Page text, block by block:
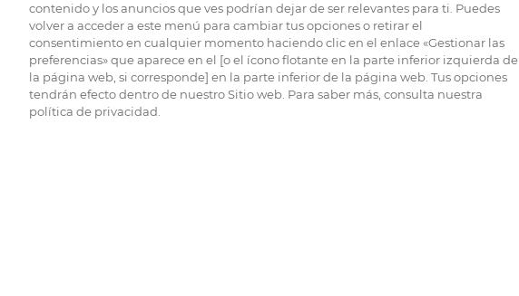
contenido y los anuncios que ves podrían dejar de ser relevantes para ti. Puedes
volver a acceder a este menú para cambiar tus opciones o retirar el
consentimiento en cualquier momento haciendo clic en el enlace «Gestionar las
preferencias» que aparece en el [o el ícono flotante en la parte inferior izquierda de
la página web, si corresponde] en la parte inferior de la página web. Tus opciones
tendrán efecto dentro de nuestro Sitio web. Para saber más, consulta nuestra
política de privacidad.